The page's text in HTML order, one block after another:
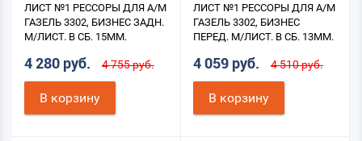
ЛИСТ №1 РЕССОРЫ ДЛЯ А/М
ГАЗЕЛЬ 3302, БИЗНЕС ЗАДН.
М/ЛИСТ. В СБ. 15ММ.
4 280 руб. 4 755 руб.
В корзину
ЛИСТ №1 РЕССОРЫ ДЛЯ А/М
ГАЗЕЛЬ 3302, БИЗНЕС
ПЕРЕД. М/ЛИСТ. В СБ. 13ММ.
4 059 руб. 4 510 руб.
В корзину